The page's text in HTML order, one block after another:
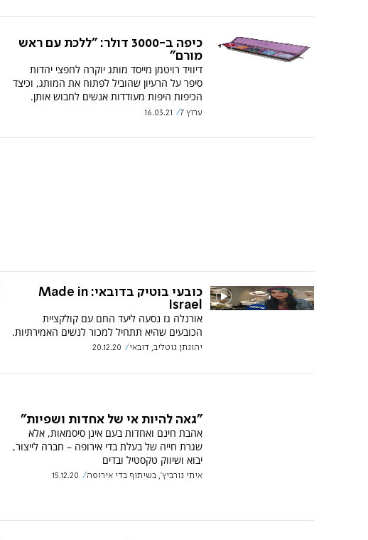
כיפה ב-3000 דולר: "ללכת עם ראש
מורם"
דיוויד רויטמן מייסד מותג יוקרה לחפצי יהדות
סיפר על הרעיון שהוביל לפתוח את המותג, וכיצד
הכיפות היפות מעודדות אנשים לחבוש אותן.
ערוץ 7 16.03.21
כובעי בוטיק בדובאי: Made in
Israel
אורנלה גז נסעה ליעד החם עם קולקציית
הכובעים שהיא תתחיל למכור לנשים האמירתיות.
יהונתן גוטליב, דובאי 20.12.20
"גאה להיות אי של אחדות ושפיות"
אהבת חינם ואחדות בעם אינן סיסמאות, אלא
שגרת חייה של בעלת בדי אירופה – חברה לייצור,
יבוא ושיווק טקסטיל ובדים
איתי גורביץ', בשיתוף בדי אירופה 15.12.20